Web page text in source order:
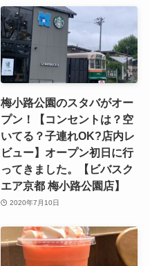
梅小路公園のスタバがオー
プン！【コンセントは？空
いてる？子連れOK?店内レ
ビュー】オープン初日に行
ってきました。【ビバスク
エア京都 梅小路公園店】
2020年7月10日